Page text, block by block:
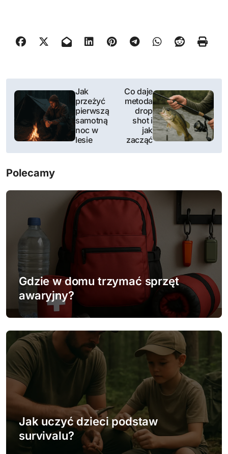
N
w
i
g
a
w
i
s
u
Jak
przeżyć
pierwszą
samotną
noc w
lesie
Co daje
metoda
drop
shot i
jak
zacząć
Polecamy
Gdzie w domu trzymać sprzęt
awaryjny?
Jak uczyć dzieci podstaw
survivalu?